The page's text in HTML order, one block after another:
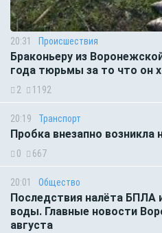
20:31 Происшествия
Браконьеру из
года тюрьмы за то что он
2 1192
20:19 Транспорт
Пробка внезапно возникла
0 667
20:01 Общество
Последствия налёта БПЛА
воды. Главные новости
августа